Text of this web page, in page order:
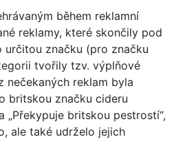
během reklamní
reklamy, které skončily pod
značku (pro značku
tvořily tzv. výplňové
nečekaných reklam byla
britskou značku cideru
„Překypuje britskou pestrostí“,
ale také udrželo jejich